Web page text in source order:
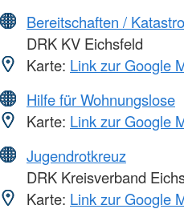
Bereitschaften /
DRK KV Eichsfeld
Karte: Link zur Google
Hilfe für Wohnungslose
Karte: Link zur Google
Jugendrotkreuz
DRK Kreisverband
Karte: Link zur Google